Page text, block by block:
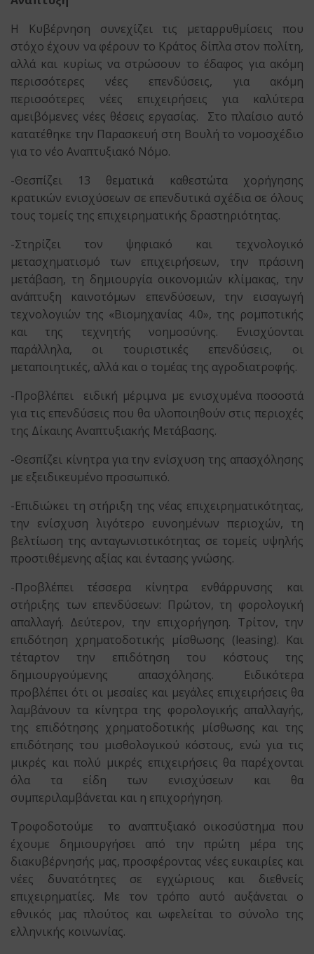
Η Κυβέρνηση συνεχίζει τις μεταρρυθμίσεις που
στόχο έχουν να φέρουν το Κράτος δίπλα στον πολίτη,
αλλά και κυρίως να στρώσουν το έδαφος για ακόμη
περισσότερες νέες επενδύσεις, για ακόμη
περισσότερες νέες επιχειρήσεις για καλύτερα
αμειβόμενες νέες θέσεις εργασίας. Στο πλαίσιο αυτό
κατατέθηκε την Παρασκευή στη Βουλή το νομοσχέδιο
για το νέο Αναπτυξιακό Νόμο.
-Θεσπίζει 13 θεματικά καθεστώτα χορήγησης
κρατικών ενισχύσεων σε επενδυτικά σχέδια σε όλους
τους τομείς της επιχειρηματικής δραστηριότητας.
-Στηρίζει τον ψηφιακό και τεχνολογικό
μετασχηματισμό των επιχειρήσεων, την πράσινη
μετάβαση, τη δημιουργία οικονομιών κλίμακας, την
ανάπτυξη καινοτόμων επενδύσεων, την εισαγωγή
τεχνολογιών της «Βιομηχανίας 4.0», της ρομποτικής
και της τεχνητής νοημοσύνης. Ενισχύονται
παράλληλα, οι τουριστικές επενδύσεις, οι
μεταποιητικές, αλλά και ο τομέας της αγροδιατροφής.
-Προβλέπει ειδική μέριμνα με ενισχυμένα ποσοστά
για τις επενδύσεις που θα υλοποιηθούν στις περιοχές
της Δίκαιης Αναπτυξιακής Μετάβασης.
-Θεσπίζει κίνητρα για την ενίσχυση της απασχόλησης
με εξειδικευμένο προσωπικό.
-Επιδιώκει τη στήριξη της νέας επιχειρηματικότητας,
την ενίσχυση λιγότερο ευνοημένων περιοχών, τη
βελτίωση της ανταγωνιστικότητας σε τομείς υψηλής
προστιθέμενης αξίας και έντασης γνώσης.
-Προβλέπει τέσσερα κίνητρα ενθάρρυνσης και
στήριξης των επενδύσεων: Πρώτον, τη φορολογική
απαλλαγή. Δεύτερον, την επιχορήγηση. Τρίτον, την
επιδότηση χρηματοδοτικής μίσθωσης (leasing). Και
τέταρτον την επιδότηση του κόστους της
δημιουργούμενης απασχόλησης. Ειδικότερα
προβλέπει ότι οι μεσαίες και μεγάλες επιχειρήσεις θα
λαμβάνουν τα κίνητρα της φορολογικής απαλλαγής,
της επιδότησης χρηματοδοτικής μίσθωσης και της
επιδότησης του μισθολογικού κόστους, ενώ για τις
μικρές και πολύ μικρές επιχειρήσεις θα παρέχονται
όλα τα είδη των ενισχύσεων και θα
συμπεριλαμβάνεται και η επιχορήγηση.
Τροφοδοτούμε το αναπτυξιακό οικοσύστημα που
έχουμε δημιουργήσει από την πρώτη μέρα της
διακυβέρνησής μας, προσφέροντας νέες ευκαιρίες και
νέες δυνατότητες σε εγχώριους και διεθνείς
επιχειρηματίες. Με τον τρόπο αυτό αυξάνεται ο
εθνικός μας πλούτος και ωφελείται το σύνολο της
ελληνικής κοινωνίας.